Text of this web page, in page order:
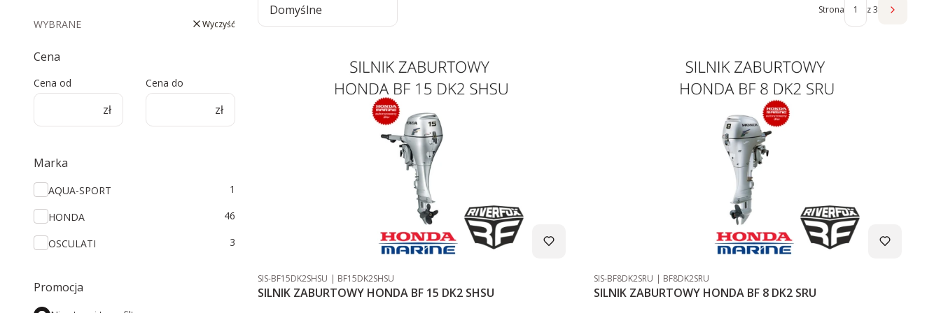
WYBRANE Wyczyść
Cena
Cena od
zł
Cena do
zł
Marka
Marka
AQUA-SPORT 1
HONDA 46
OSCULATI 3
Promocja
Domyślne Strona z 3 Następne
Kod produktu
SIS-BF15DK2SHSU Kod producenta
BF15DK2SHSU
SILNIK ZABURTOWY HONDA BF 15 DK2 SHSU
Kod produktu
SIS-BF8DK2SRU Kod producenta
BF8DK2SRU
SILNIK ZABURTOWY HONDA BF 8 DK2 SRU